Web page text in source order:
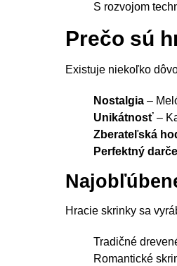
S rozvojom
Prečo sú
Existuje niekoľko
Nostalgia –
Unikátnosť –
Zberateľská
Perfektný
Hracie skrinky sa
Tradičné
Romantické